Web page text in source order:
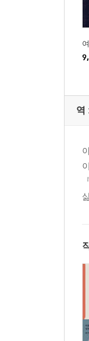
역